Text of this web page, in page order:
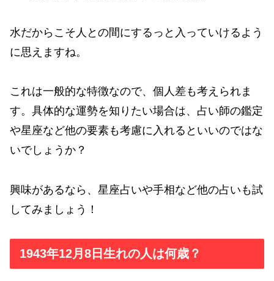
水だからこそ人との間にするっと入っていけるよう
に思えますね。
これは一般的な特徴なので、個人差も考えられま
す。具体的な運勢を知りたい場合は、占い師の鑑定
や星座など他の要素も考慮に入れるといいのではな
いでしょうか？
興味があるなら、星座占いや手相など他の占いも試
してみましょう！
1943年12月8日生れの人は何歳？